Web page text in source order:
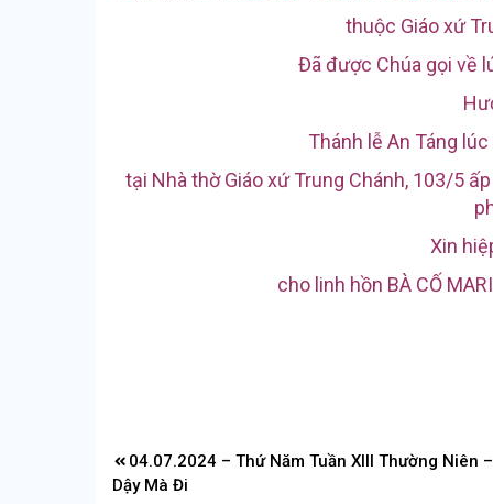
thuộc Giáo xứ
Đã được Chúa gọi về
Thánh lễ An Táng
tại Nhà thờ Giáo xứ Trung Chánh, 103/5
Xin
cho linh hồn BÀ CỐ
Điều
hướng
04.07.2024 – Thứ Năm Tuần XIII Thường Niên
Dậy Mà Đi